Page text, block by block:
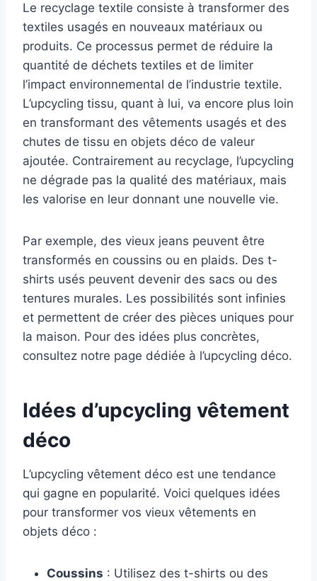
Le recyclage textile consiste à transformer des
textiles usagés en nouveaux matériaux ou
produits. Ce processus permet de réduire la
quantité de déchets textiles et de limiter
l’impact environnemental de l’industrie textile.
L’upcycling tissu, quant à lui, va encore plus loin
en transformant des vêtements usagés et des
chutes de tissu en objets déco de valeur
ajoutée. Contrairement au recyclage, l’upcycling
ne dégrade pas la qualité des matériaux, mais
les valorise en leur donnant une nouvelle vie.
Par exemple, des vieux jeans peuvent être
transformés en coussins ou en plaids. Des t-
shirts usés peuvent devenir des sacs ou des
tentures murales. Les possibilités sont infinies
et permettent de créer des pièces uniques pour
la maison. Pour des idées plus concrètes,
consultez notre page dédiée à l’upcycling déco.
Idées d’upcycling vêtement
déco
L’upcycling vêtement déco est une tendance
qui gagne en popularité. Voici quelques idées
pour transformer vos vieux vêtements en
objets déco :
Coussins : Utilisez des t-shirts ou des